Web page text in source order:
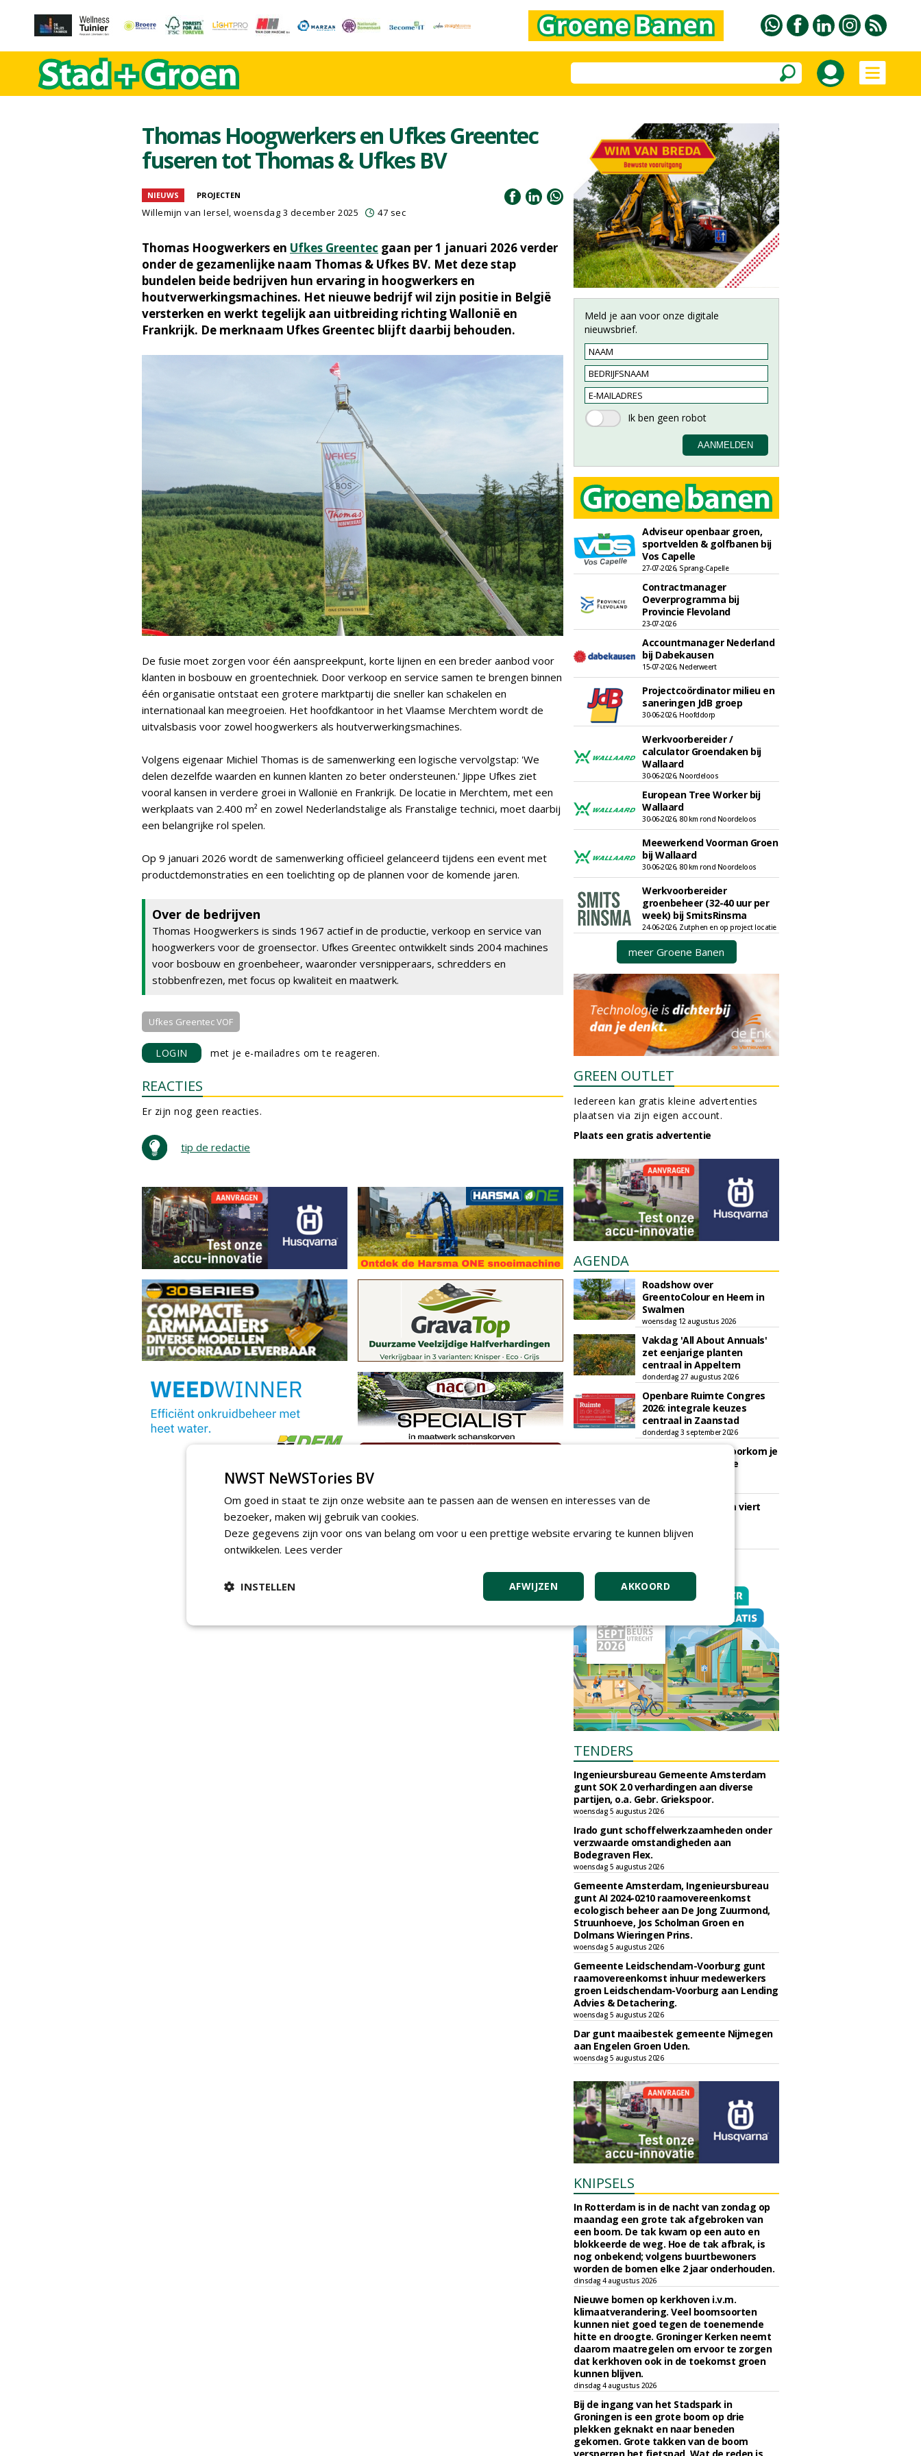
Thomas Hoogwerkers en Ufkes Greentec
fuseren tot Thomas & Ufkes BV
NIEUWS PROJECTEN
Willemijn van Iersel, woensdag 3 december 2025 47 sec
Thomas Hoogwerkers en Ufkes Greentec gaan per 1 januari 2026 verder
onder de gezamenlijke naam Thomas & Ufkes BV. Met deze stap
bundelen beide bedrijven hun ervaring in hoogwerkers en
houtverwerkingsmachines. Het nieuwe bedrijf wil zijn positie in België
versterken en werkt tegelijk aan uitbreiding richting Wallonië en
Frankrijk. De merknaam Ufkes Greentec blijft daarbij behouden.
De fusie moet zorgen voor één aanspreekpunt, korte lijnen en een breder aanbod voor
klanten in bosbouw en groentechniek. Door verkoop en service samen te brengen binnen
één organisatie ontstaat een grotere marktpartij die sneller kan schakelen en
internationaal kan meegroeien. Het hoofdkantoor in het Vlaamse Merchtem wordt de
uitvalsbasis voor zowel hoogwerkers als houtverwerkingsmachines.
Volgens eigenaar Michiel Thomas is de samenwerking een logische vervolgstap: 'We
delen dezelfde waarden en kunnen klanten zo beter ondersteunen.' Jippe Ufkes ziet
vooral kansen in verdere groei in Wallonië en Frankrijk. De locatie in Merchtem, met een
werkplaats van 2.400 m² en zowel Nederlandstalige als Franstalige technici, moet daarbij
een belangrijke rol spelen.
Op 9 januari 2026 wordt de samenwerking officieel gelanceerd tijdens een event met
productdemonstraties en een toelichting op de plannen voor de komende jaren.
Over de bedrijven
Thomas Hoogwerkers is sinds 1967 actief in de productie, verkoop en service van
hoogwerkers voor de groensector. Ufkes Greentec ontwikkelt sinds 2004 machines
voor bosbouw en groenbeheer, waaronder versnipperaars, schredders en
stobbenfrezen, met focus op kwaliteit en maatwerk.
Ufkes Greentec VOF
LOGIN met je e-mailadres om te reageren.
REACTIES
Er zijn nog geen reacties.
tip de redactie
Meld je aan voor onze digitale
nieuwsbrief.
Adviseur openbaar groen,
sportvelden & golfbanen bij
Vos Capelle
27-07-2026, Sprang-Capelle
Contractmanager
Oeverprogramma bij
Provincie Flevoland
23-07-2026
Accountmanager Nederland
bij Dabekausen
15-07-2026, Nederweert
Projectcoördinator milieu en
saneringen JdB groep
30-06-2026, Hoofddorp
Werkvoorbereider /
calculator Groendaken bij
Wallaard
30-06-2026, Noordeloos
European Tree Worker bij
Wallaard
30-06-2026, 80 km rond Noordeloos
Meewerkend Voorman Groen
bij Wallaard
30-06-2026, 80 km rond Noordeloos
Werkvoorbereider
groenbeheer (32-40 uur per
week) bij SmitsRinsma
24-06-2026, Zutphen en op project locatie
meer Groene Banen
GREEN OUTLET
Iedereen kan gratis kleine advertenties
plaatsen via zijn eigen account.
Plaats een gratis advertentie
AGENDA
Roadshow over
GreentoColour en Heem in
Swalmen
woensdag 12 augustus 2026
Vakdag 'All About Annuals'
zet eenjarige planten
centraal in Appeltern
donderdag 27 augustus 2026
Openbare Ruimte Congres
2026: integrale keuzes
centraal in Zaanstad
donderdag 3 september 2026
Lunchwebinar: zo voorkom je
dat natuurinclusieve
Rooftop Symposium viert
dakontwikkeling
TENDERS
Ingenieursbureau Gemeente Amsterdam
gunt SOK 2.0 verhardingen aan diverse
partijen, o.a. Gebr. Griekspoor.
woensdag 5 augustus 2026
Irado gunt schoffelwerkzaamheden onder
verzwaarde omstandigheden aan
Bodegraven Flex.
woensdag 5 augustus 2026
Gemeente Amsterdam, Ingenieursbureau
gunt AI 2024-0210 raamovereenkomst
ecologisch beheer aan De Jong Zuurmond,
Struunhoeve, Jos Scholman Groen en
Dolmans Wieringen Prins.
woensdag 5 augustus 2026
Gemeente Leidschendam-Voorburg gunt
raamovereenkomst inhuur medewerkers
groen Leidschendam-Voorburg aan Lending
Advies & Detachering.
woensdag 5 augustus 2026
Dar gunt maaibestek gemeente Nijmegen
aan Engelen Groen Uden.
woensdag 5 augustus 2026
KNIPSELS
In Rotterdam is in de nacht van zondag op
maandag een grote tak afgebroken van
een boom. De tak kwam op een auto en
blokkeerde de weg. Hoe de tak afbrak, is
nog onbekend; volgens buurtbewoners
worden de bomen elke 2 jaar onderhouden.
dinsdag 4 augustus 2026
Nieuwe bomen op kerkhoven i.v.m.
klimaatverandering. Veel boomsoorten
kunnen niet goed tegen de toenemende
hitte en droogte. Groninger Kerken neemt
daarom maatregelen om ervoor te zorgen
dat kerkhoven ook in de toekomst groen
kunnen blijven.
dinsdag 4 augustus 2026
Bij de ingang van het Stadspark in
Groningen is een grote boom op drie
plekken geknakt en naar beneden
gekomen. Grote takken van de boom
NWST NeWSTories BV
Om goed in staat te zijn onze website aan te passen aan de wensen en interesses van de
bezoeker, maken wij gebruik van cookies.
Deze gegevens zijn voor ons van belang om voor u een prettige website ervaring te kunnen blijven
ontwikkelen. Lees verder
AKKOORD
AFWIJZEN
INSTELLEN